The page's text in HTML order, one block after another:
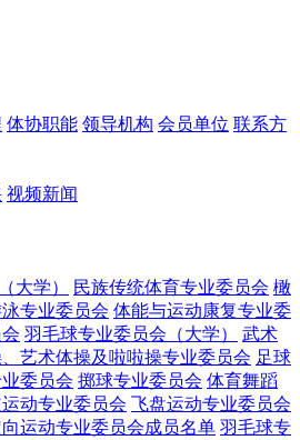
体协职能 领导机构 会员单位 联系方
视频新闻
大学）
民族传统体育专业委员会 橄
专业委员会 体能与运动康复专业委
羽毛球专业委员会（大学）
武术
艺术体操及啦啦操专业委员会 足球
委员会 掷球专业委员会 体育舞蹈
动专业委员会 飞盘运动专业委员会
向运动专业委员会成员名单 羽毛球专